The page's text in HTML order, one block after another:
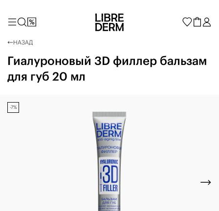
НАЗАД
Гиалуроновый 3D филлер бальзам
для губ 20 мл
-7%